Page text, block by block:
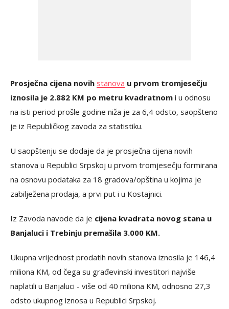
Prosječna cijena novih stanova u prvom tromjesečju
iznosila je 2.882 KM po metru kvadratnom i u odnosu
na isti period prošle godine niža je za 6,4 odsto, saopšteno
je iz Republičkog zavoda za statistiku.
U saopštenju se dodaje da je prosječna cijena novih
stanova u Republici Srpskoj u prvom tromjesečju formirana
na osnovu podataka za 18 gradova/opština u kojima je
zabilježena prodaja, a prvi put i u Kostajnici.
Iz Zavoda navode da je cijena kvadrata novog stana u
Banjaluci i Trebinju premašila 3.000 KM.
Ukupna vrijednost prodatih novih stanova iznosila je 146,4
miliona KM, od čega su građevinski investitori najviše
naplatili u Banjaluci - više od 40 miliona KM, odnosno 27,3
odsto ukupnog iznosa u Republici Srpskoj.